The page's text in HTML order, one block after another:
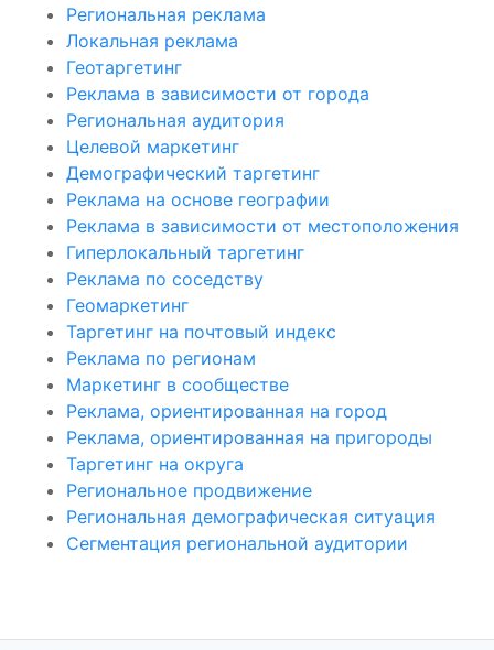
Региональная реклама
Локальная реклама
Геотаргетинг
Реклама в зависимости от города
Региональная аудитория
Целевой маркетинг
Демографический таргетинг
Реклама на основе географии
Реклама в зависимости от местоположения
Гиперлокальный таргетинг
Реклама по соседству
Геомаркетинг
Таргетинг на почтовый индекс
Реклама по регионам
Маркетинг в сообществе
Реклама, ориентированная на город
Реклама, ориентированная на пригороды
Таргетинг на округа
Региональное продвижение
Региональная демографическая ситуация
Сегментация региональной аудитории